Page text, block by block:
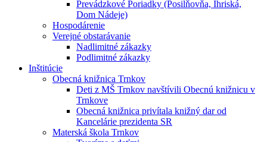
Prevádzkové Poriadky (Posilňovňa, Ihriská,
Dom Nádeje)
Hospodárenie
Verejné obstarávanie
Nadlimitné zákazky
Podlimitné zákazky
Inštitúcie
Obecná knižnica Trnkov
Deti z MŠ Trnkov navštívili Obecnú knižnicu v
Trnkove
Obecná knižnica privítala knižný dar od
Kancelárie prezidenta SR
Materská škola Trnkov